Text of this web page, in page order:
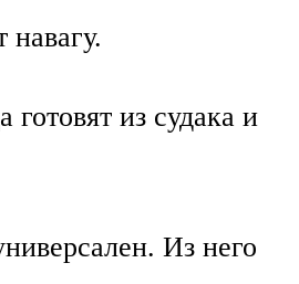
навагу.
готовят из судака и
Из него